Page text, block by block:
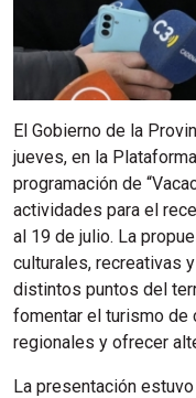
El Gobierno de la
jueves, en la
programación de
actividades para el
al 19 de julio. La
culturales, recreativas
distintos puntos del
fomentar el turismo de
regionales y ofrecer
La presentación